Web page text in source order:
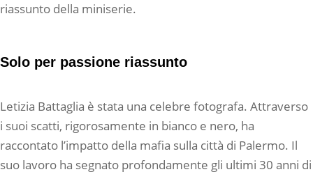
riassunto della miniserie.
Solo per passione riassunto
Letizia Battaglia è stata una celebre fotografa. Attraverso
i suoi scatti, rigorosamente in bianco e nero, ha
raccontato l’impatto della mafia sulla città di Palermo. Il
suo lavoro ha segnato profondamente gli ultimi 30 anni di